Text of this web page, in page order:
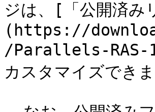
ジは、[「公開済み
(https://
/Parallels-RAS-
カスタマイズできま